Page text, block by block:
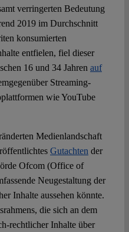
verringerten Bedeutung
2019 im Durchschnitt
konsumierten
entfielen, fiel dieser
16 und 34 Jahren auf
Streaming-
wie YouTube
Medienlandschaft
Gutachten der
Ofcom (Office of
Neugestaltung der
Inhalte aussehen könnte.
die sich an dem
rechtlicher Inhalte über